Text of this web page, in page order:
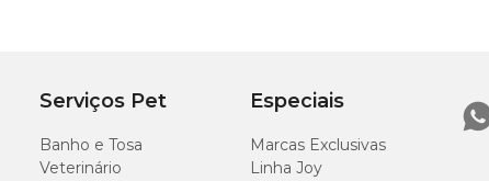
Serviços Pet
Banho e Tosa
Veterinário
Especiais
Marcas Exclusivas
Linha Joy